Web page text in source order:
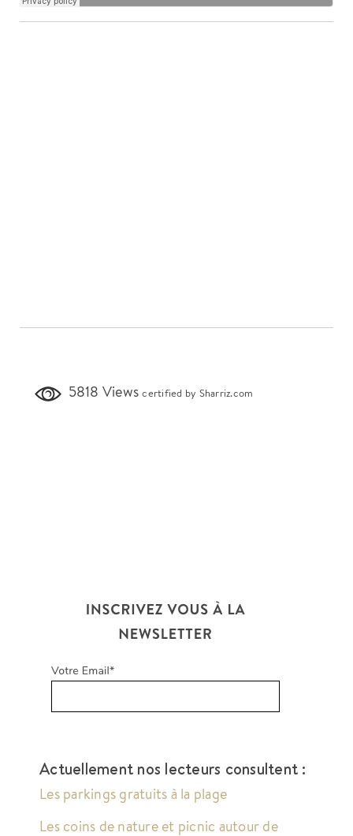
5818 Viewscertified by Sharriz.com
Actuellement nos lecteurs consultent :
Les parkings gratuits à la plage
Les coins de nature et picnic autour de